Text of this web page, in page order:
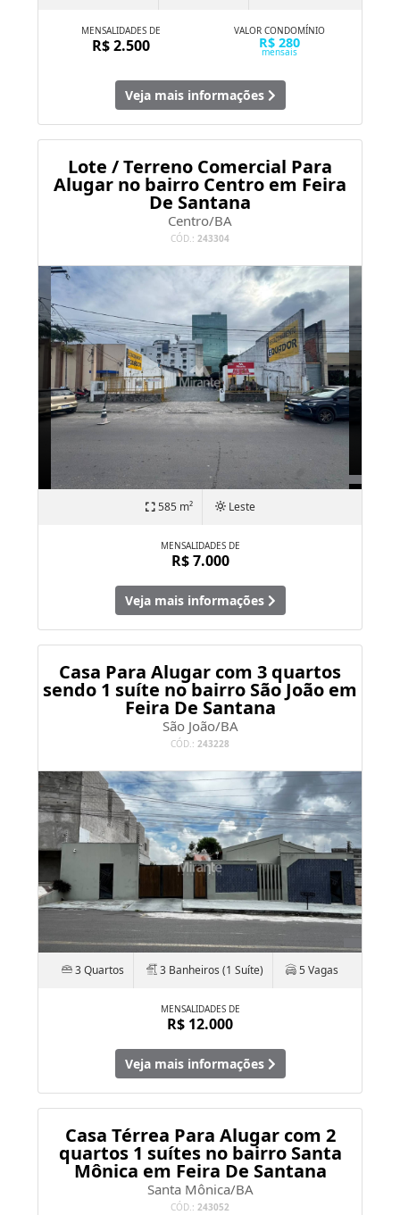
MENSALIDADES DE
R$ 2.500
VALOR CONDOMÍNIO
R$ 280
mensais
Veja mais informações
Lote / Terreno Comercial Para
Alugar no bairro Centro em Feira
De Santana
Centro/BA
CÓD.: 243304
585 m² Leste
MENSALIDADES DE
R$ 7.000
Veja mais informações
Casa Para Alugar com 3 quartos
sendo 1 suíte no bairro São João em
Feira De Santana
São João/BA
CÓD.: 243228
3 Quartos 3 Banheiros (1 Suíte) 5 Vagas
MENSALIDADES DE
R$ 12.000
Veja mais informações
Casa Térrea Para Alugar com 2
quartos 1 suítes no bairro Santa
Mônica em Feira De Santana
Santa Mônica/BA
CÓD.: 243052